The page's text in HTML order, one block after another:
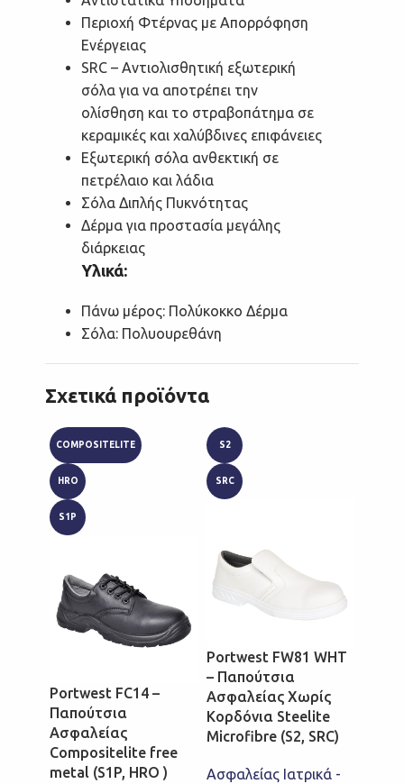
Περιοχή Φτέρνας με Απορρόφηση
Ενέργειας
SRC – Αντιολισθητική εξωτερική
σόλα για να αποτρέπει την
ολίσθηση και το στραβοπάτημα σε
κεραμικές και χαλύβδινες επιφάνειες
Εξωτερική σόλα ανθεκτική σε
πετρέλαιο και λάδια
Σόλα Διπλής Πυκνότητας
Δέρμα για προστασία μεγάλης
διάρκειας
Υλικά:
Πάνω μέρος: Πολύκοκκο Δέρμα
Σόλα: Πολυουρεθάνη
Σχετικά προϊόντα
COMPOSITELITE
HRO
S1P
Portwest FC14 –
Παπούτσια
Ασφαλείας
Compositelite free
metal (S1P, HRO )
S2
SRC
Portwest FW81 WHT
– Παπούτσια
Ασφαλείας Χωρίς
Κορδόνια Steelite
Microfibre (S2, SRC)
Ασφαλείας Ιατρικά -